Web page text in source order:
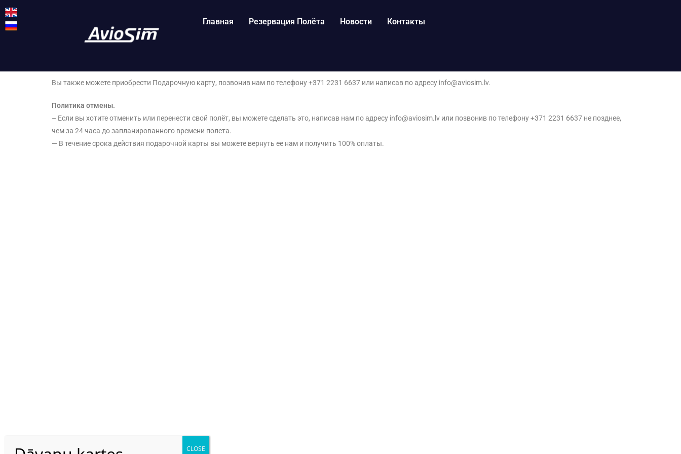
Главная Резервация Полёта Новости Контакты
Вы также можете приобрести Подарочную карту, позвонив нам по телефону +371 2231 6637 или написав по адресу info@aviosim.lv.
Политика отмены.
– Если вы хотите отменить или перенести свой полёт, вы можете сделать это, написав нам по адресу info@aviosim.lv или позвонив по телефону +371 2231 6637 не позднее,
чем за 24 часа до запланированного времени полета.
— В течение срока действия подарочной карты вы можете вернуть ее нам и получить 100% оплаты.